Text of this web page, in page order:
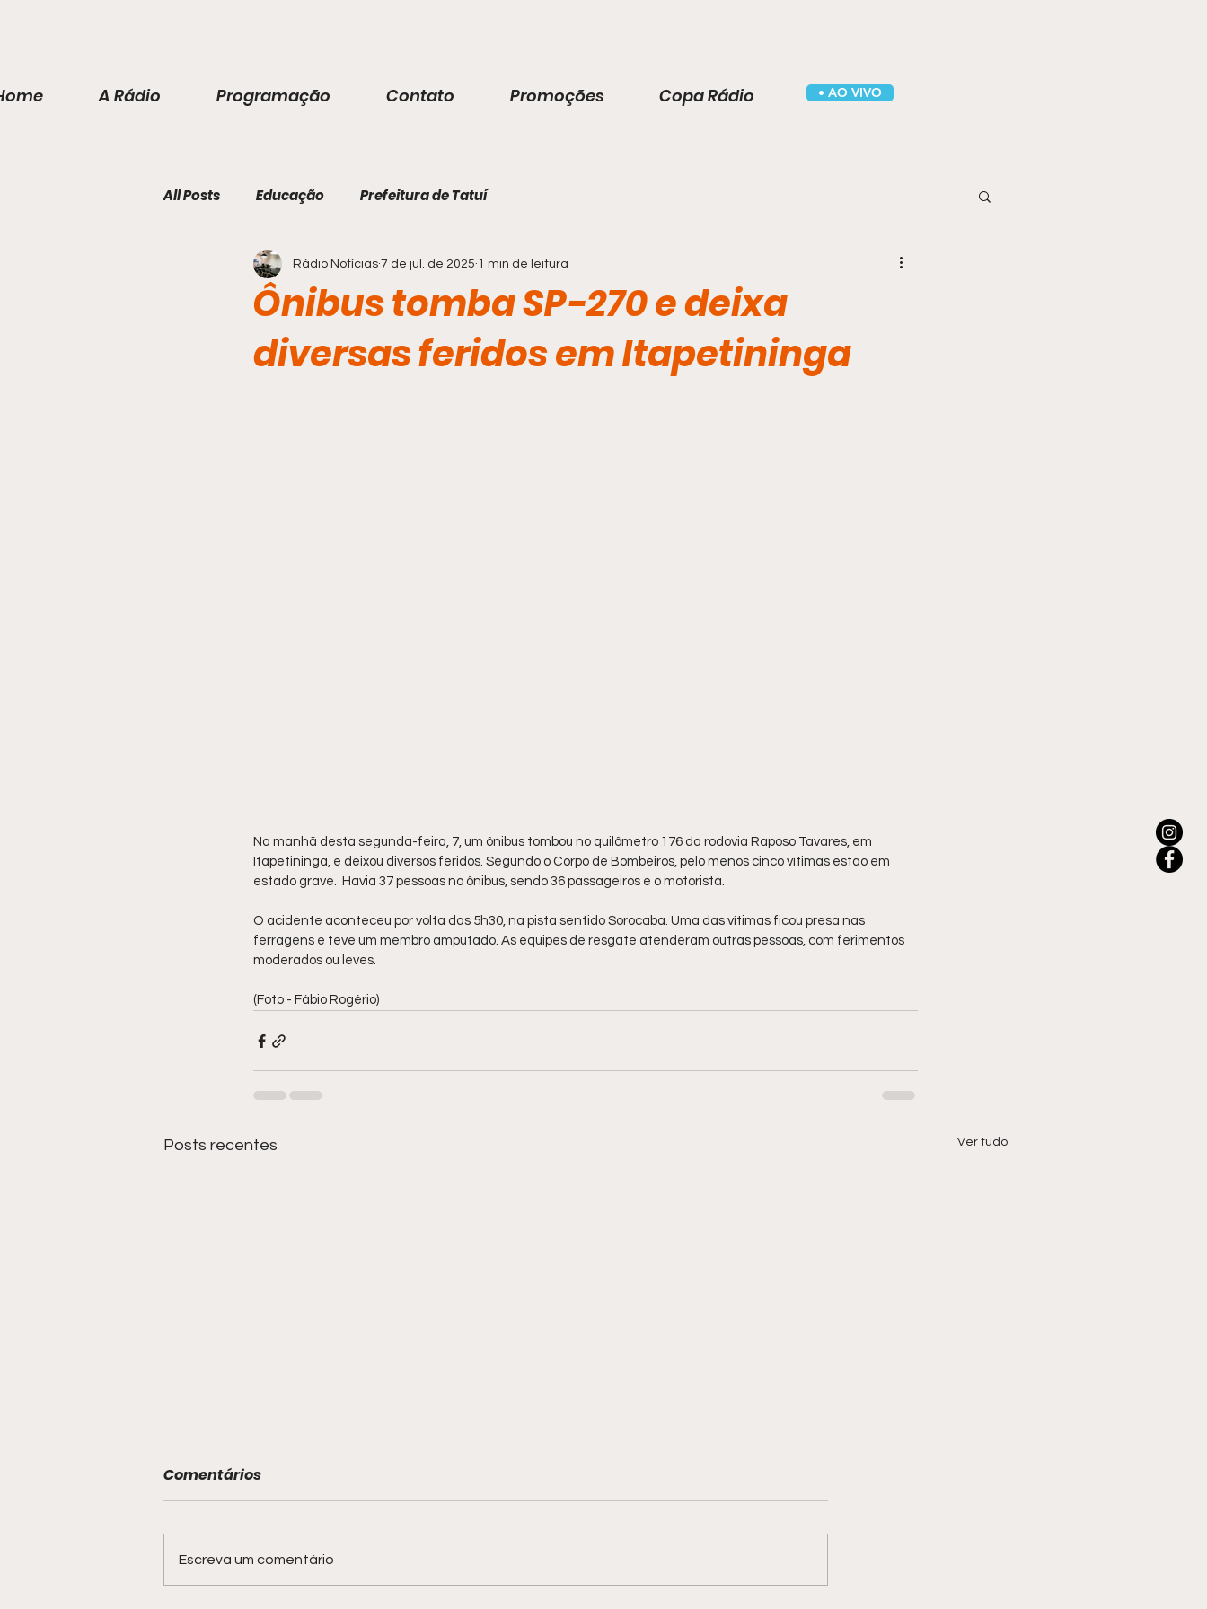
A Rádio Programação Contato Promoções Copa Rádio • AO VIVO
All Posts Educação Prefeitura de Tatuí
Ônibus tomba SP-270 e deixa
diversas feridos em Itapetininga
Rádio Notícias 7 de jul. de 2025 1 min de leitura
Na manhã desta segunda-feira, 7, um ônibus tombou no quilômetro 176 da rodovia Raposo Tavares, em
Itapetininga, e deixou diversos feridos. Segundo o Corpo de Bombeiros, pelo menos cinco vítimas estão em
estado grave.  Havia 37 pessoas no ônibus, sendo 36 passageiros e o motorista.
O acidente aconteceu por volta das 5h30, na pista sentido Sorocaba. Uma das vítimas ficou presa nas
ferragens e teve um membro amputado. As equipes de resgate atenderam outras pessoas, com ferimentos
moderados ou leves.
(Foto - Fábio Rogério)
Posts recentes Ver tudo
Comentários
Escreva um comentário